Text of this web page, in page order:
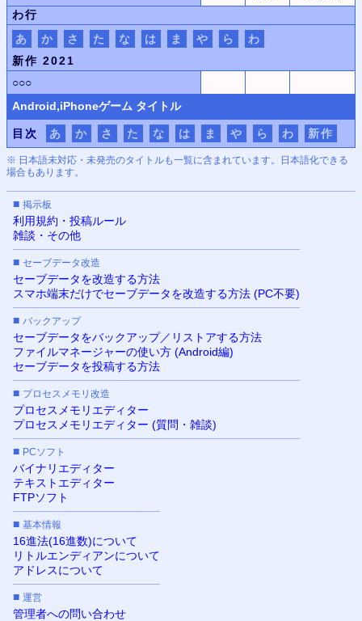
わ行
あ
か さ た な は ま や ら
わ
新作 2021
○○○
Android,iPhoneゲーム タイトル
目次 あ か さ た な は ま や ら わ 新作
※ 日本語未対応・未発売のタイトルも一覧に含まれています。日本語化できる
場合もあります。
■ 掲示板
利用規約・投稿ルール
雑談・その他
■ セーブデータ改造
セーブデータを改造する方法
スマホ端末だけでセーブデータを改造する方法 (PC不要)
■ バックアップ
セーブデータをバックアップ／リストアする方法
ファイルマネージャーの使い方 (Android編)
セーブデータを投稿する方法
■ プロセスメモリ改造
プロセスメモリエディター
プロセスメモリエディター (質問・雑談)
■ PCソフト
バイナリエディター
テキストエディター
FTPソフト
■ 基本情報
16進法(16進数)について
リトルエンディアンについて
アドレスについて
■ 運営
管理者への問い合わせ